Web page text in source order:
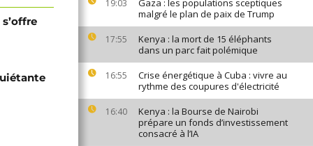
19:03
Gaza : les populations sceptiques
malgré le plan de paix de Trump
17:55
Kenya : la mort de 15 éléphants
dans un parc fait polémique
16:55
Crise énergétique à Cuba : vivre au
rythme des coupures d'électricité
16:40
Kenya : la Bourse de Nairobi
prépare un fonds d’investissement
consacré à l’IA